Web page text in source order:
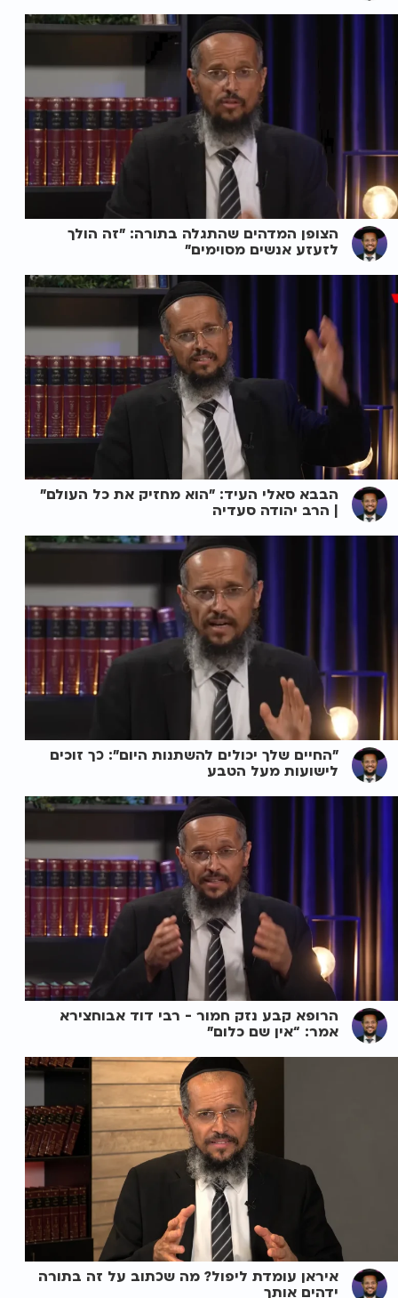
הצופן המדהים שהתגלה בתורה: "זה הולך
לזעזע אנשים מסוימים"
הבבא סאלי העיד: "הוא מחזיק את כל העולם"
| הרב יהודה סעדיה
"החיים שלך יכולים להשתנות היום": כך זוכים
לישועות מעל הטבע
הרופא קבע נזק חמור - רבי דוד אבוחצירא
אמר: “אין שם כלום”
איראן עומדת ליפול? מה שכתוב על זה בתורה
ידהים אותך